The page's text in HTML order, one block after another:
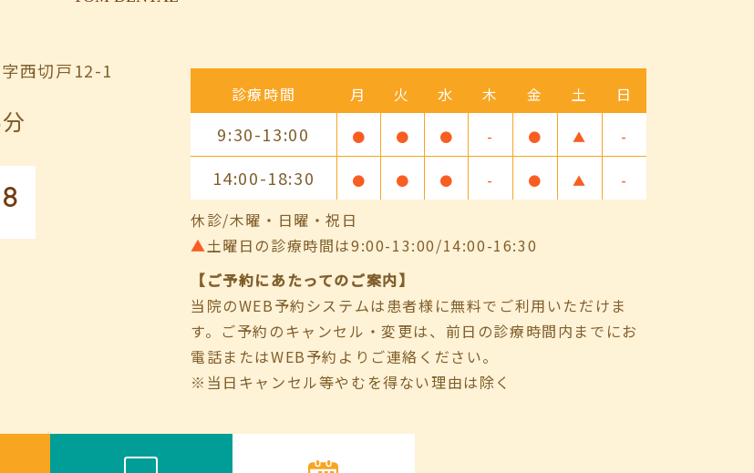
西切戸12-1
診療時間 月 火 水 木 金 土 日
9:30-13:00 ● ● ● - ● ▲ -
14:00-18:30 ● ● ● - ● ▲ -
休診/木曜・日曜・祝日
▲土曜日の診療時間は9:00-13:00/14:00-16:30
【ご予約にあたってのご案内】
当院のWEB予約システムは患者様に無料でご利用いただけま
す。ご予約のキャンセル・変更は、前日の診療時間内までにお
電話またはWEB予約よりご連絡ください。
※当日キャンセル等やむを得ない理由は除く